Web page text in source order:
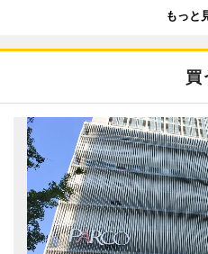
もっと
買